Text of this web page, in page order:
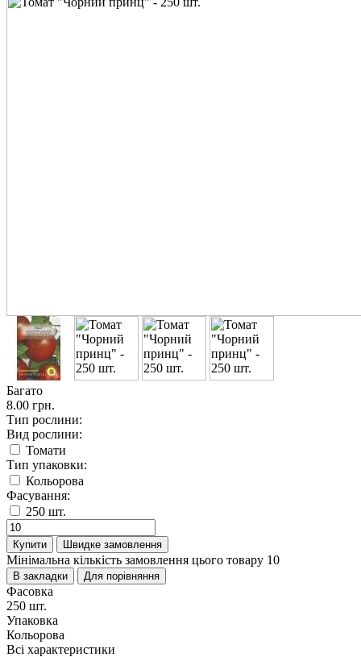
Багато
8.00 грн.
Тип рослини:
Вид рослини:
Томати
Тип упаковки:
Кольорова
Фасування:
250 шт.
Купити Швидке замовлення
Мінімальна кількість замовлення цього товару 10
В закладки Для порівняння
Фасовка
250 шт.
Упаковка
Кольорова
Всі характеристики